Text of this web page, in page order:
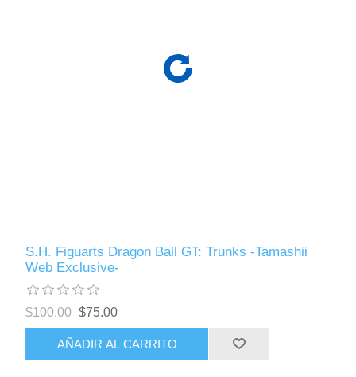
S.H. Figuarts Dragon Ball GT: Trunks -Tamashii
Web Exclusive-
$100.00 $75.00
AÑADIR AL CARRITO